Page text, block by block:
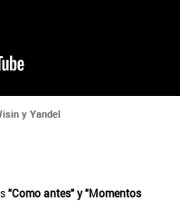
y Yandel
"Como antes" y "Momentos